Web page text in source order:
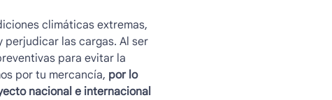
climáticas extremas,
perjudicar las cargas. Al ser
para evitar la
por tu mercancía, por lo
nacional e internacional